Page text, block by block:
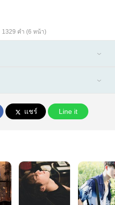
1329 คำ (6 หน้า)
แชร์ Line it